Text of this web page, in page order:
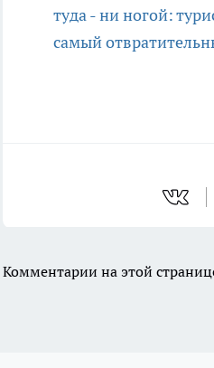
туда - ни ногой:
самый
Комментарии на этой